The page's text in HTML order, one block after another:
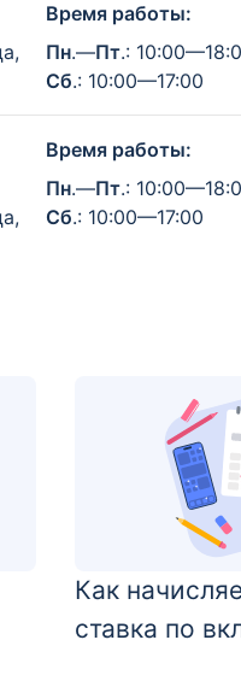
Время работы:
Пн.—Пт.:
Сб.: 10:00—17:00
Время работы:
Пн.—Пт.:
Сб.: 10:00—17:00
Как
ставка по